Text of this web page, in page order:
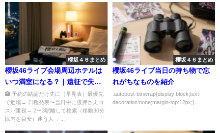
櫻坂４６まとめ
櫻坂46ライブ会場周辺ホテルは
いつ満室になる？｜遠征で失敗
しない選び方
🏨 予約の結論だけ先に（早見表）最優先
で近場→ 日程発表〜当日中に仮押さえコ
スパ重視→ 2〜3駅離して検索（移動30分
以内を目安）迷う人→ ...
櫻坂４６まとめ
櫻坂46ライブ当日の持ち物で忘
れがちなものを紹介
.autopost-btnwrap{display:block;text-
decoration:none;margin-top:12px;}...